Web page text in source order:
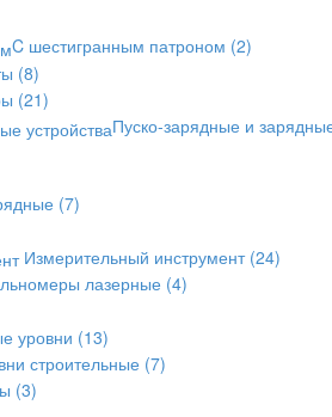
C шестигранным патроном (2)
(8)
(21)
Пуско-зарядные и
(7)
Измерительный инструмент (24)
лазерные (4)
уровни (13)
строительные (7)
(3)